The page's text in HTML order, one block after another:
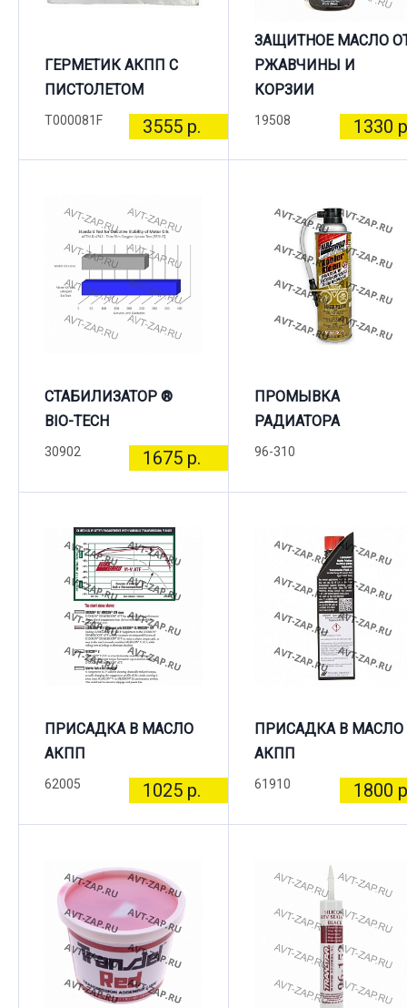
ГЕРМЕТИК АКПП С
ПИСТОЛЕТОМ
T000081F 3555 р.
ЗАЩИТНОЕ МАСЛО
РЖАВЧИНЫ И
КОРЗИИ
19508 1330
СТАБИЛИЗАТОР ®
BIO-TECH
30902 1675 р.
ПРОМЫВКА
РАДИАТОРА
96-310
ПРИСАДКА В МАСЛО
АКПП
62005 1025 р.
ПРИСАДКА В МАСЛО
АКПП
61910 1800